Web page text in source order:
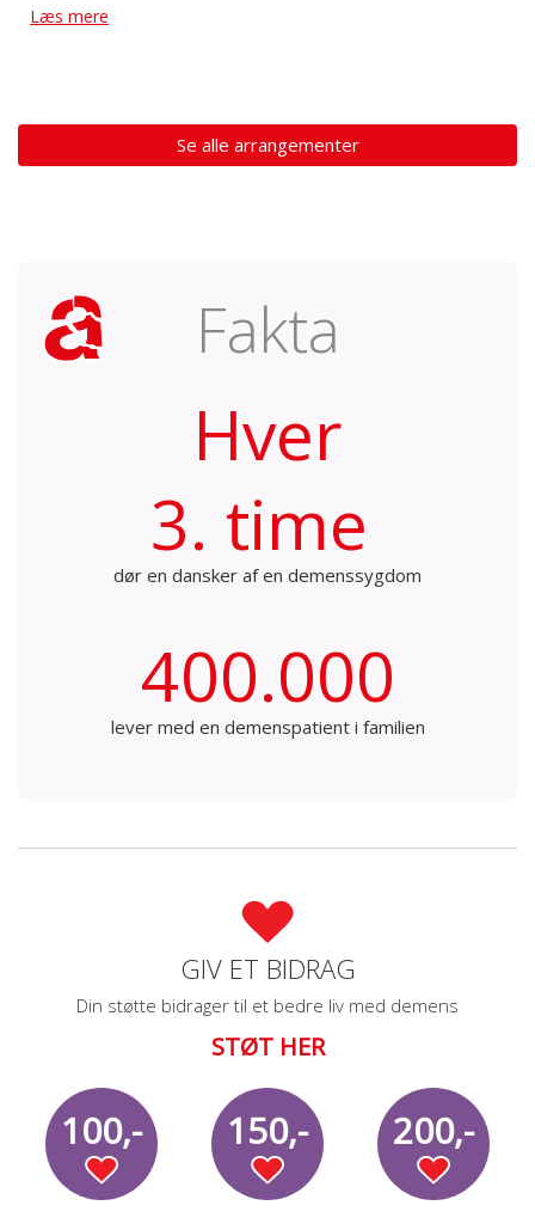
Læs mere
Se alle arrangementer
Fakta
Hver
3. time
dør en dansker af en demenssygdom
400.000
lever med en demenspatient i familien
GIV ET BIDRAG
Din støtte bidrager til et bedre liv med demens
STØT HER
100,- 150,- 200,-